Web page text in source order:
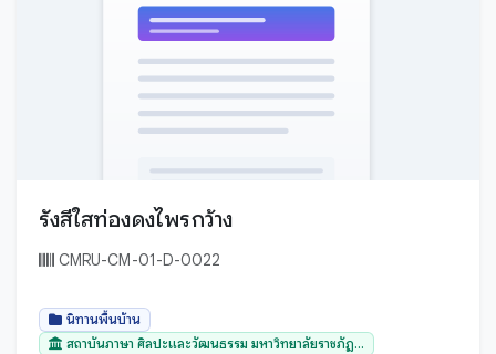
รังสีใสท่องดงไพรกว้าง
CMRU-CM-01-D-0022
นิทานพื้นบ้าน
สถาบันภาษา ศิลปะและวัฒนธรรม มหาวิทยาลัยราชภัฏ...